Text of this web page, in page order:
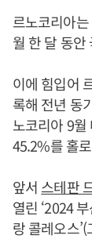
르노코리아
월 한 달 동안
이에 힘입어
록해 전년 동
노코리아 9월
45.2%를 홀
앞서 스테판
열린 ‘2024
랑 콜레오스